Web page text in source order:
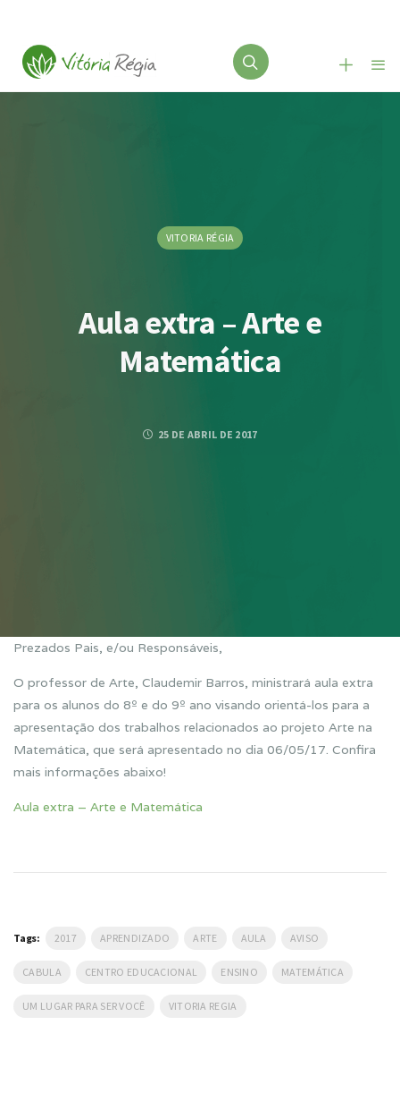
VITORIA RÉGIA
Aula extra – Arte e
Matemática
25 DE ABRIL DE 2017
Prezados Pais, e/ou Responsáveis,
O professor de Arte, Claudemir Barros, ministrará aula extra
para os alunos do 8º e do 9º ano visando orientá-los para a
apresentação dos trabalhos relacionados ao projeto Arte na
Matemática, que será apresentado no dia 06/05/17. Confira
mais informações abaixo!
Aula extra – Arte e Matemática
Tags: 2017 APRENDIZADO ARTE AULA AVISO
CABULA CENTRO EDUCACIONAL ENSINO MATEMÁTICA
UM LUGAR PARA SER VOCÊ VITORIA REGIA